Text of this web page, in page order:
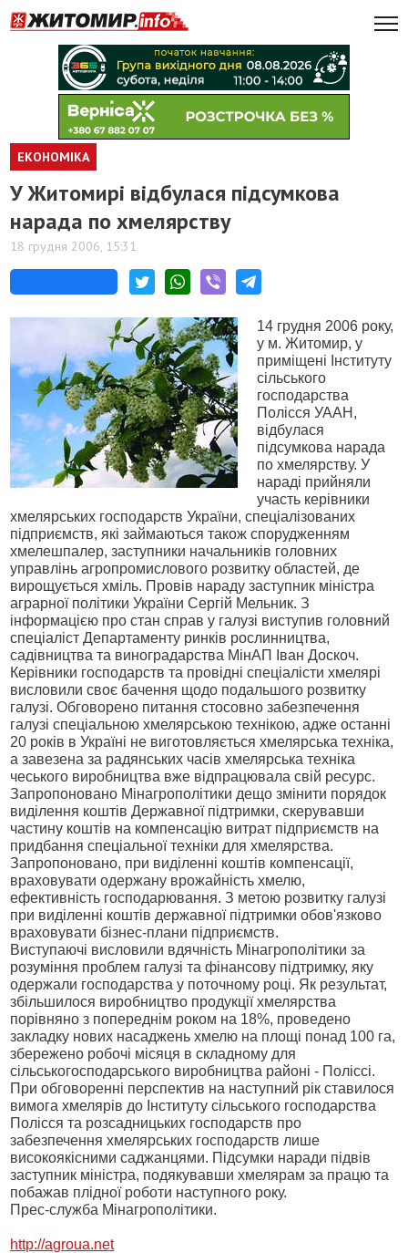
ЕКОНОМІКА
У Житомирі відбулася підсумкова
нарада по хмелярству
18 грудня 2006, 15:31
14 грудня 2006 року,
у м. Житомир, у
приміщені Інституту
сільського
господарства
Полісся УААН,
відбулася
підсумкова нарада
по хмелярству. У
нараді прийняли
участь керівники
хмелярських господарств України, спеціалізованих
підприємств, які займаються також спорудженням
хмелешпалер, заступники начальників головних
управлінь агропромислового розвитку областей, де
вирощується хміль. Провів нараду заступник міністра
аграрної політики України Сергій Мельник. З
інформацією про стан справ у галузі виступив головний
спеціаліст Департаменту ринків рослинництва,
садівництва та виноградарства МінАП Іван Доскоч.
Керівники господарств та провідні спеціалісти хмелярі
висловили своє бачення щодо подальшого розвитку
галузі. Обговорено питання стосовно забезпечення
галузі спеціальною хмелярською технікою, адже останні
20 років в Україні не виготовляється хмелярська техніка,
а завезена за радянських часів хмелярська техніка
чеського виробництва вже відпрацювала свій ресурс.
Запропоновано Мінагрополітики дещо змінити порядок
виділення коштів Державної підтримки, скерувавши
частину коштів на компенсацію витрат підприємств на
придбання спеціальної техніки для хмелярства.
Запропоновано, при виділенні коштів компенсації,
враховувати одержану врожайність хмелю,
ефективність господарювання. З метою розвитку галузі
при виділенні коштів державної підтримки обов'язково
враховувати бізнес-плани підприємств.
Виступаючі висловили вдячність Мінагрополітики за
розуміння проблем галузі та фінансову підтримку, яку
одержали господарства у поточному році. Як результат,
збільшилося виробництво продукції хмелярства
порівняно з попереднім роком на 18%, проведено
закладку нових насаджень хмелю на площі понад 100 га,
збережено робочі місяця в складному для
сільськогосподарського виробництва районі - Поліссі.
При обговоренні перспектив на наступний рік ставилося
вимога хмелярів до Інституту сільського господарства
Полісся та розсадницьких господарств про
забезпечення хмелярських господарств лише
високоякісними саджанцями. Підсумки наради підвів
заступник міністра, подякувавши хмелярам за працю та
побажав плідної роботи наступного року.
Прес-служба Мінагрополітики.
http://agroua.net